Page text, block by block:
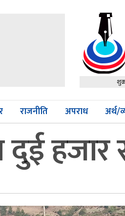
राजनीति अपराध अर्थ/
दुई